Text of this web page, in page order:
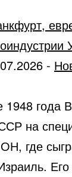
-
года
на
где